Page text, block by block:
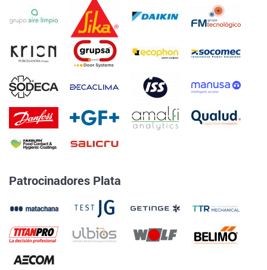
Patrocinadores Plata